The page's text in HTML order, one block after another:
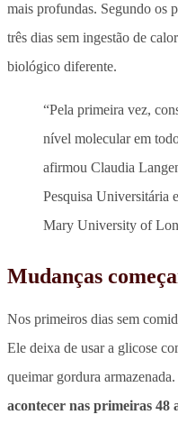
mais profundas. Segundo os
três dias sem ingestão de
biológico diferente.
“Pela primeira vez,
nível molecular em
afirmou Claudia
Pesquisa Universitária
Mary University of
Mudanças
Nos primeiros dias sem
Ele deixa de usar a glicose
queimar gordura
acontecer nas primeiras 48